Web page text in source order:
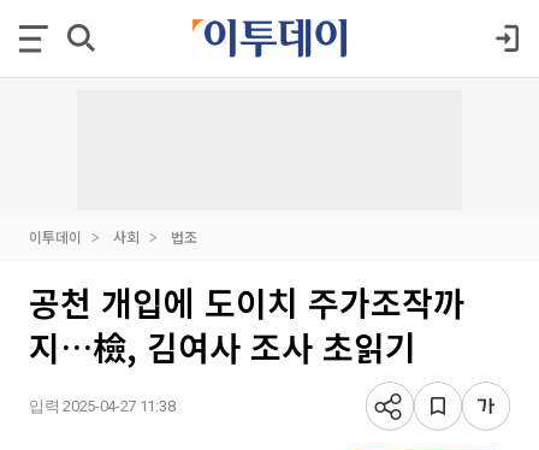
이투데이 사회 법조
공천 개입에 도이치 주가조작까
지…檢, 김여사 조사 초읽기
입력 2025-04-27 11:38